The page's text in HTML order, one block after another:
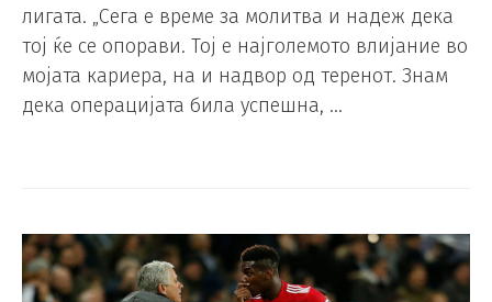
лигата. „Сега е време за молитва и надеж дека
тој ќе се опорави. Тој е најголемото влијание во
мојата кариера, на и надвор од теренот. Знам
дека операцијата била успешна, …